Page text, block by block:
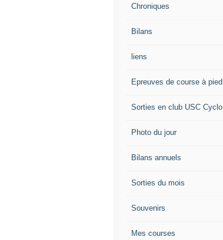
Chroniques
Bilans
liens
Epreuves de course à pied
Sorties en club USC Cyclo
Photo du jour
Bilans annuels
Sorties du mois
Souvenirs
Mes courses